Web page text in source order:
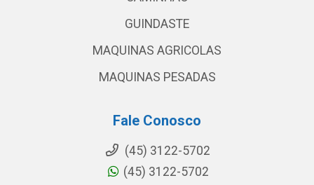
GUINDASTE
MAQUINAS AGRICOLAS
MAQUINAS PESADAS
Fale Conosco
(45) 3122-5702
(45) 3122-5702